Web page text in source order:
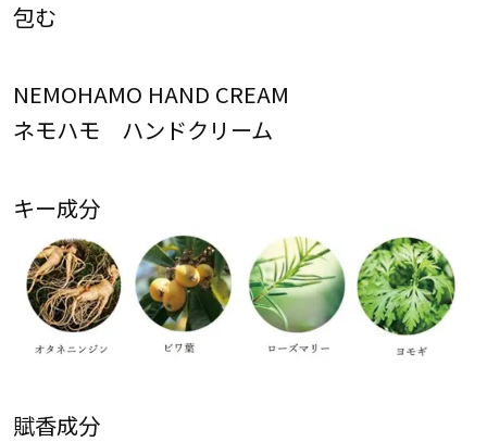
包む
NEMOHAMO HAND CREAM
ネモハモ ハンドクリーム
キー成分
賦香成分